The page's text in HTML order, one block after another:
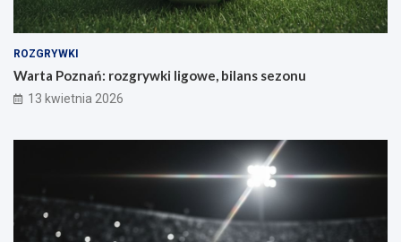
ROZGRYWKI
Warta Poznań: rozgrywki ligowe, bilans sezonu
13 kwietnia 2026